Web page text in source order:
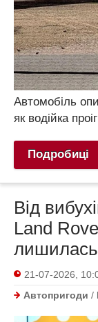
Автомобіль
як водійка
Подробиці
Від
Land
21-07-2026,
Автопригоди /